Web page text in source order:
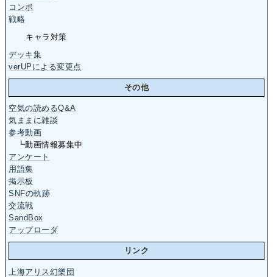
コンボ
戦略
キャラ対策
デッキ集
verUPによる変更点
その他
空気の読めるQ&A
気ままに雑談
参考動画
┗動画情報募集中
アンケート
用語集
掲示板
SNFの軌跡
交流戦
SandBox
アップローダ
リンク
上海アリス幻樂団